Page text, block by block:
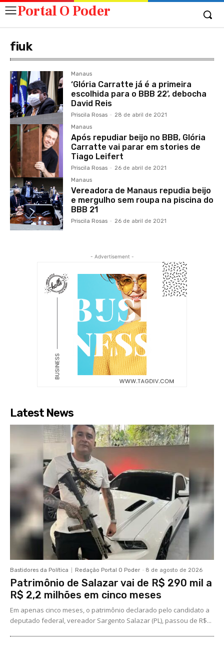
Portal O Poder
fiuk
Manaus
‘Glória Carratte já é a primeira
escolhida para o BBB 22’, debocha
David Reis
Priscila Rosas - 28 de abril de 2021
Manaus
Após repudiar beijo no BBB, Glória
Carratte vai parar em stories de
Tiago Leifert
Priscila Rosas - 26 de abril de 2021
Manaus
Vereadora de Manaus repudia beijo
e mergulho sem roupa na piscina do
BBB 21
Priscila Rosas - 26 de abril de 2021
- Advertisement -
Latest News
Bastidores da Política Redação Portal O Poder - 8 de agosto de 2026
Patrimônio de Salazar vai de R$ 290 mil a
R$ 2,2 milhões em cinco meses
Em apenas cinco meses, o patrimônio declarado pelo candidato a
deputado federal, vereador Sargento Salazar (PL), passou de R$...